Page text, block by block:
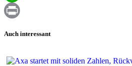
WhatsApp
Auch interessant